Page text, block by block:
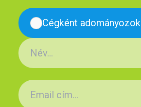
Cégként adományozok